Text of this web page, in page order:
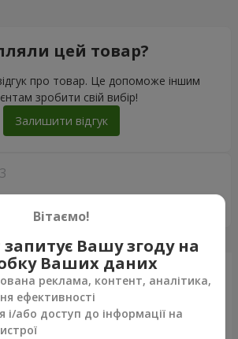
цей товар?
про товар. Це допоможе іншим
зробити свій вибір!
Залишити відгук
доставили
Вітаємо!
Вашу згоду на
Ваших даних
реклама, контент, аналітика,
ефективності
і/або доступ до інформації на